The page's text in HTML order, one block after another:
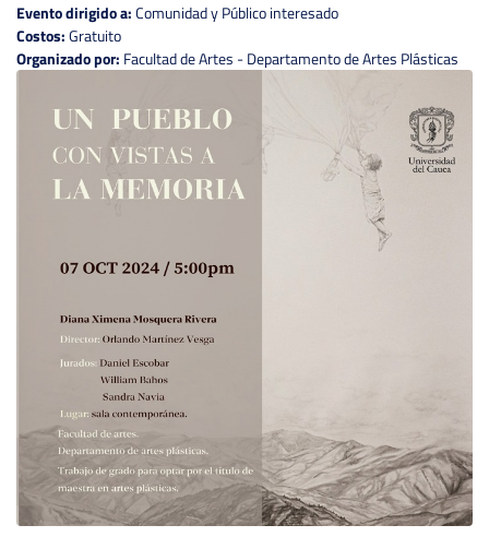
Evento dirigido a:Comunidad y Público interesado
Costos:Gratuito
Organizado por: Facultad de Artes - Departamento de Artes Plásticas